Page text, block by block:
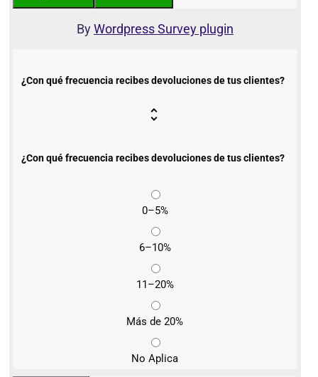
ByWordpress Survey plugin
¿Con qué frecuencia recibes devoluciones de tus clientes?
¿Con qué frecuencia recibes devoluciones de tus clientes?
0–5%
6–10%
11–20%
Más de 20%
No Aplica